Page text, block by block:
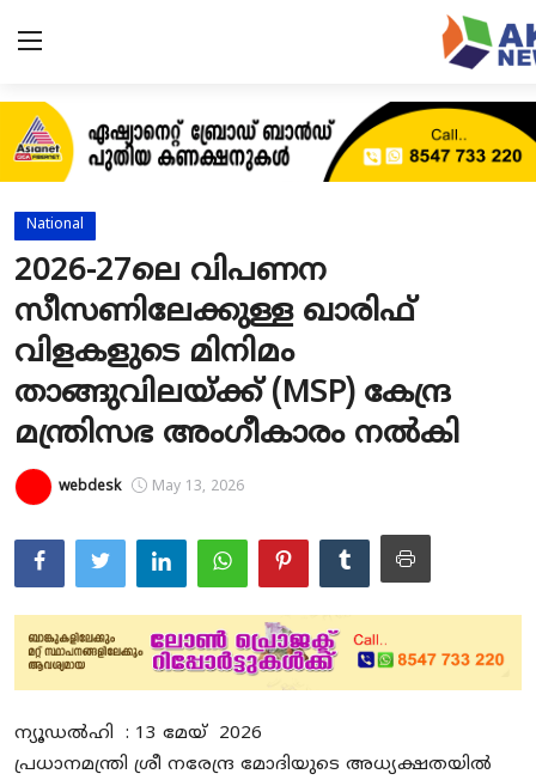
Home
Contact
News
Akshaya News
Agriculture
Business
Education
Entertainment
Health
Obituary
National
2026-27ലെ വിപണന
സീസണിലേക്കുള്ള ഖാരിഫ്
വിളകളുടെ മിനിമം
താങ്ങുവിലയ്ക്ക് (MSP) കേന്ദ്ര
മന്ത്രിസഭ അംഗീകാരം നൽകി
webdesk May 13, 2026
ന്യൂഡൽഹി : 13 മേയ് 2026
പ്രധാനമന്ത്രി ശ്രീ നരേന്ദ്ര മോദിയുടെ അധ്യക്ഷതയിൽ